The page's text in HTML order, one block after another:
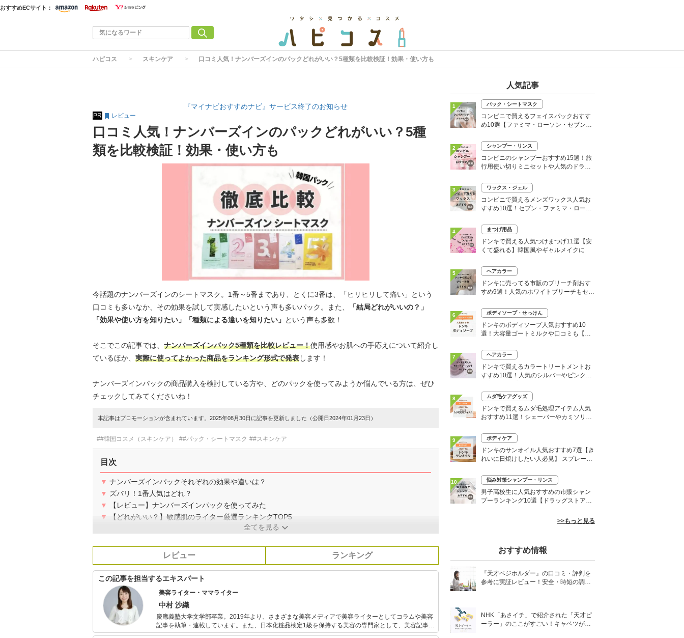
おすすめECサイト：
ハピコス スキンケア 口コミ人気！ナンバーズインのパックどれがいい？5種類を比較検証！効果・使い方も
『マイナビおすすめナビ』サービス終了のお知らせ
PR レビュー
口コミ人気！ナンバーズインのパックどれがいい？5種
類を比較検証！効果・使い方も
今話題のナンバーズインのシートマスク。1番～5番まであり、とくに3番は、「ヒリヒリして痛い」という
口コミも多いなか、その効果を試して実感したいという声も多いパック。また、
「結局どれがいいの？」
「効果や使い方を知りたい」「種類による違いを知りたい」 という声も多数！
そこでこの記事では、 ナンバーズインパック5種類を比較レビュー！使用感やお肌への手応えについて紹介し
ているほか、 実際に使ってよかった商品をランキング形式で発表します！
ナンバーズインパックの商品購入を検討している方や、どのパックを使ってみようか悩んでいる方は、ぜひ
チェックしてみてくださいね！
本記事はプロモーションが含まれています。2025年08月30日に記事を更新しました（公開日2024年01月23日）
##韓国コスメ（スキンケア） ##パック・シートマスク ##スキンケア
目次
▼ ナンバーズインパックそれぞれの効果や違いは？
▼ ズバリ！1番人気はどれ？
▼
【レビュー】ナンバーズインパックを使ってみた
▼
【どれがいい？】敏感肌のライター厳選ランキングTOP5
全てを見る
レビュー ランキング
この記事を担当するエキスパート
美容ライター・ママライター
中村 沙織
慶應義塾大学文学部卒業。2019年より、さまざまな美容メディアで美容ライターとしてコラムや美容
記事を執筆・連載しています。また、日本化粧品検定1級を保持する美容の専門家として、美容記事の
監修にも携わっています。さらに、自身で美容サイトを運営し、自身の経験をもとにした「丁寧で優
人気記事
1 パック・シートマスク
コンビニで買えるフェイスパックおすす
め10選【ファミマ・ローソン・セブン】
2 シャンプー・リンス
コンビニのシャンプーおすすめ15選！旅
行用使い切りミニセットや人気のドライ
3 ワックス・ジェル
コンビニで買えるメンズワックス人気お
すすめ10選！セブン・ファミマ・ローソ
4 まつげ用品
ドンキで買える人気つけまつげ11選【安
くて盛れる】韓国風やギャルメイクに
5 ヘアカラー
ドンキに売ってる市販のブリーチ剤おす
すめ9選！人気のホワイトブリーチもセル
6 ボディソープ・せっけん
ドンキのボディソープ人気おすすめ10
選！大容量ゴートミルクや口コミも【い
7 ヘアカラー
ドンキで買えるカラートリートメントお
すすめ10選！人気のシルバーやピンク、
8 ムダ毛ケアグッズ
ドンキで買えるムダ毛処理アイテム人気
おすすめ11選！シェーバーやカミソリな
9 ボディケア
ドンキのサンオイル人気おすすめ7選【き
れいに日焼けしたい人必見】 スプレーや
10 悩み対策シャンプー・リンス
男子高校生に人気おすすめの市販シャン
プーランキング10選【ドラッグストア】
>>もっと見る
おすすめ情報
『天才ベジホルダー』の口コミ・評判を
参考に実証レビュー！安全・時短の調理
NHK「あさイチ」で紹介された「天才ピ
ーラー」のここがすごい！キャベツがほ